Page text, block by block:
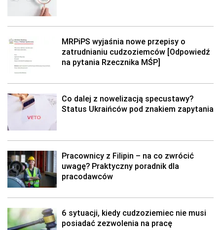
MRPiPS wyjaśnia nowe przepisy o
zatrudnianiu cudzoziemców [Odpowiedź
na pytania Rzecznika MŚP]
Co dalej z nowelizacją specustawy?
Status Ukraińców pod znakiem zapytania
Pracownicy z Filipin – na co zwrócić
uwagę? Praktyczny poradnik dla
pracodawców
6 sytuacji, kiedy cudzoziemiec nie musi
posiadać zezwolenia na pracę